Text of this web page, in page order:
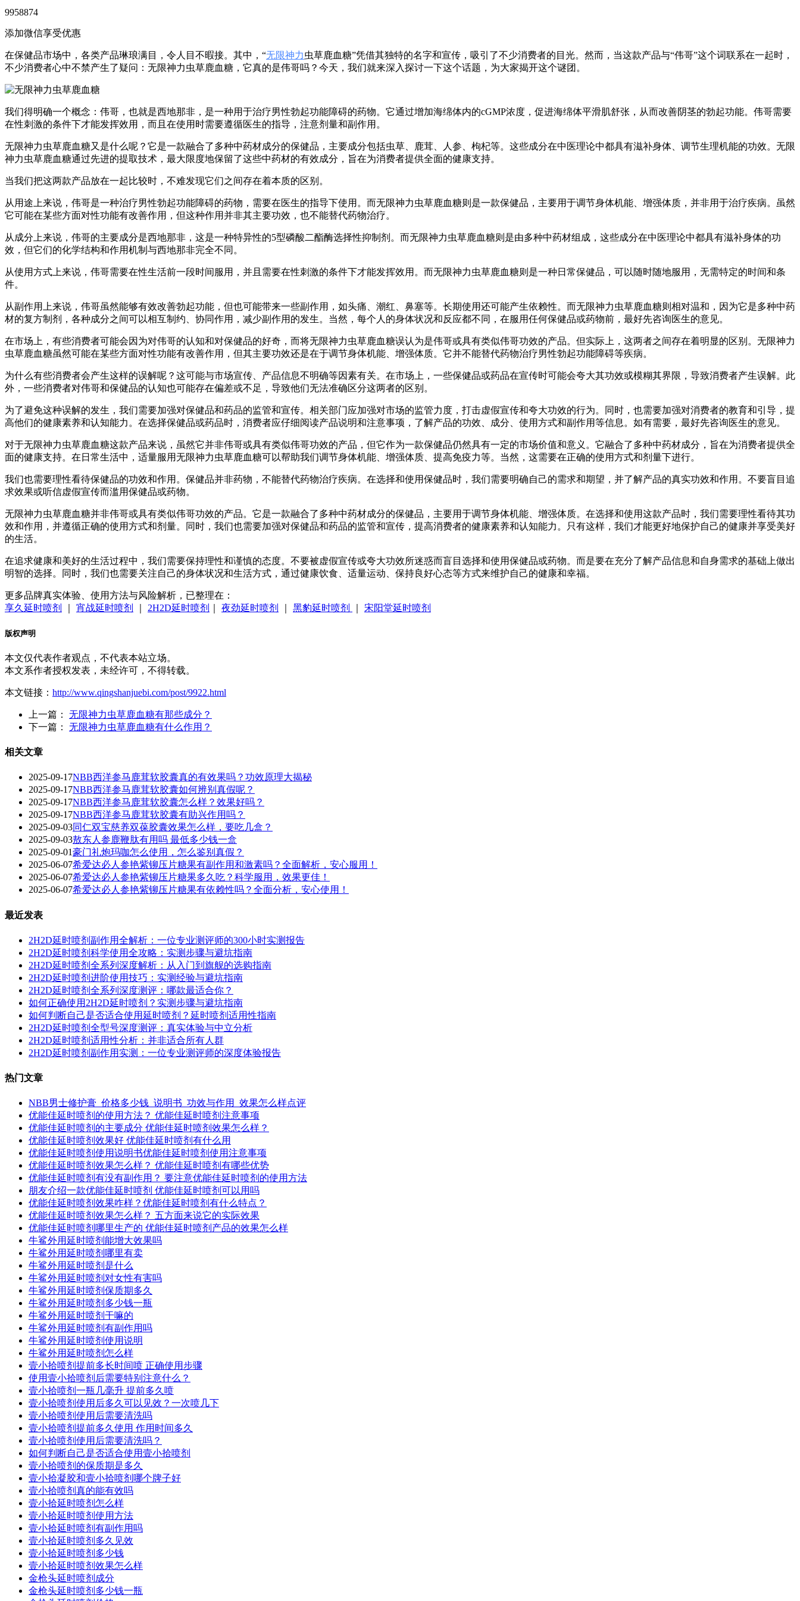
9958874
添加微信享受优惠
在保健品市场中，各类产品琳琅满目，令人目不暇接。其中，“无限神力虫草鹿血糖”凭借其独特的名字和宣传，吸引了不少消费者的目光。然而，当这款产品与“伟哥”这个词联系在一起时，
不少消费者心中不禁产生了疑问：无限神力虫草鹿血糖，它真的是伟哥吗？今天，我们就来深入探讨一下这个话题，为大家揭开这个谜团。
我们得明确一个概念：伟哥，也就是西地那非，是一种用于治疗男性勃起功能障碍的药物。它通过增加海绵体内的cGMP浓度，促进海绵体平滑肌舒张，从而改善阴茎的勃起功能。伟哥需要
在性刺激的条件下才能发挥效用，而且在使用时需要遵循医生的指导，注意剂量和副作用。
无限神力虫草鹿血糖又是什么呢？它是一款融合了多种中药材成分的保健品，主要成分包括虫草、鹿茸、人参、枸杞等。这些成分在中医理论中都具有滋补身体、调节生理机能的功效。无限
神力虫草鹿血糖通过先进的提取技术，最大限度地保留了这些中药材的有效成分，旨在为消费者提供全面的健康支持。
当我们把这两款产品放在一起比较时，不难发现它们之间存在着本质的区别。
从用途上来说，伟哥是一种治疗男性勃起功能障碍的药物，需要在医生的指导下使用。而无限神力虫草鹿血糖则是一款保健品，主要用于调节身体机能、增强体质，并非用于治疗疾病。虽然
它可能在某些方面对性功能有改善作用，但这种作用并非其主要功效，也不能替代药物治疗。
从成分上来说，伟哥的主要成分是西地那非，这是一种特异性的5型磷酸二酯酶选择性抑制剂。而无限神力虫草鹿血糖则是由多种中药材组成，这些成分在中医理论中都具有滋补身体的功
效，但它们的化学结构和作用机制与西地那非完全不同。
从使用方式上来说，伟哥需要在性生活前一段时间服用，并且需要在性刺激的条件下才能发挥效用。而无限神力虫草鹿血糖则是一种日常保健品，可以随时随地服用，无需特定的时间和条
件。
从副作用上来说，伟哥虽然能够有效改善勃起功能，但也可能带来一些副作用，如头痛、潮红、鼻塞等。长期使用还可能产生依赖性。而无限神力虫草鹿血糖则相对温和，因为它是多种中药
材的复方制剂，各种成分之间可以相互制约、协同作用，减少副作用的发生。当然，每个人的身体状况和反应都不同，在服用任何保健品或药物前，最好先咨询医生的意见。
在市场上，有些消费者可能会因为对伟哥的认知和对保健品的好奇，而将无限神力虫草鹿血糖误认为是伟哥或具有类似伟哥功效的产品。但实际上，这两者之间存在着明显的区别。无限神力
虫草鹿血糖虽然可能在某些方面对性功能有改善作用，但其主要功效还是在于调节身体机能、增强体质。它并不能替代药物治疗男性勃起功能障碍等疾病。
为什么有些消费者会产生这样的误解呢？这可能与市场宣传、产品信息不明确等因素有关。在市场上，一些保健品或药品在宣传时可能会夸大其功效或模糊其界限，导致消费者产生误解。此
外，一些消费者对伟哥和保健品的认知也可能存在偏差或不足，导致他们无法准确区分这两者的区别。
为了避免这种误解的发生，我们需要加强对保健品和药品的监管和宣传。相关部门应加强对市场的监管力度，打击虚假宣传和夸大功效的行为。同时，也需要加强对消费者的教育和引导，提
高他们的健康素养和认知能力。在选择保健品或药品时，消费者应仔细阅读产品说明和注意事项，了解产品的功效、成分、使用方式和副作用等信息。如有需要，最好先咨询医生的意见。
对于无限神力虫草鹿血糖这款产品来说，虽然它并非伟哥或具有类似伟哥功效的产品，但它作为一款保健品仍然具有一定的市场价值和意义。它融合了多种中药材成分，旨在为消费者提供全
面的健康支持。在日常生活中，适量服用无限神力虫草鹿血糖可以帮助我们调节身体机能、增强体质、提高免疫力等。当然，这需要在正确的使用方式和剂量下进行。
我们也需要理性看待保健品的功效和作用。保健品并非药物，不能替代药物治疗疾病。在选择和使用保健品时，我们需要明确自己的需求和期望，并了解产品的真实功效和作用。不要盲目追
求效果或听信虚假宣传而滥用保健品或药物。
无限神力虫草鹿血糖并非伟哥或具有类似伟哥功效的产品。它是一款融合了多种中药材成分的保健品，主要用于调节身体机能、增强体质。在选择和使用这款产品时，我们需要理性看待其功
效和作用，并遵循正确的使用方式和剂量。同时，我们也需要加强对保健品和药品的监管和宣传，提高消费者的健康素养和认知能力。只有这样，我们才能更好地保护自己的健康并享受美好
的生活。
在追求健康和美好的生活过程中，我们需要保持理性和谨慎的态度。不要被虚假宣传或夸大功效所迷惑而盲目选择和使用保健品或药物。而是要在充分了解产品信息和自身需求的基础上做出
明智的选择。同时，我们也需要关注自己的身体状况和生活方式，通过健康饮食、适量运动、保持良好心态等方式来维护自己的健康和幸福。
更多品牌真实体验、使用方法与风险解析，已整理在：
享久延时喷剂
宵战延时喷剂 2H2D延时喷剂 夜劲延时喷剂 黑豹延时喷剂 宋阳堂延时喷剂
版权声明
本文仅代表作者观点，不代表本站立场。
本文系作者授权发表，未经许可，不得转载。
本文链接： http://www.qingshanjuebi.com/post/9922.html
上一篇： 无限神力虫草鹿血糖有那些成分？
下一篇： 无限神力虫草鹿血糖有什么作用？
相关文章
2025-09-17NBB西洋参马鹿茸软胶囊真的有效果吗？功效原理大揭秘
2025-09-17NBB西洋参马鹿茸软胶囊如何辨别真假呢？
2025-09-17‌NBB西洋参马鹿茸软胶囊怎么样？效果好吗？‌
2025-09-17NBB西洋参马鹿茸软胶囊有助兴作用吗？
2025-09-03同仁双宝慈养双葆胶囊效果怎么样，要吃几盒？
2025-09-03敖东人参鹿鞭肽有用吗 最低多少钱一盒
2025-09-01豪门礼炮玛咖怎么使用，怎么鉴别真假？
2025-06-07希爱达必人参艳紫铆压片糖果有副作用和激素吗？全面解析，安心服用！
2025-06-07希爱达必人参艳紫铆压片糖果多久吃？科学服用，效果更佳！
2025-06-07希爱达必人参艳紫铆压片糖果有依赖性吗？全面分析，安心使用！
最近发表
2H2D延时喷剂副作用全解析：一位专业测评师的300小时实测报告
2H2D延时喷剂科学使用全攻略：实测步骤与避坑指南
2H2D延时喷剂全系列深度解析：从入门到旗舰的选购指南
2H2D延时喷剂进阶使用技巧：实测经验与避坑指南
2H2D延时喷剂全系列深度测评：哪款最适合你？
如何正确使用2H2D延时喷剂？实测步骤与避坑指南
如何判断自己是否适合使用延时喷剂？延时喷剂适用性指南
2H2D延时喷剂全型号深度测评：真实体验与中立分析
2H2D延时喷剂适用性分析：并非适合所有人群
2H2D延时喷剂副作用实测：一位专业测评师的深度体验报告
热门文章
NBB男士修护膏_价格多少钱_说明书_功效与作用_效果怎么样点评
优能佳延时喷剂的使用方法？ 优能佳延时喷剂注意事项
优能佳延时喷剂的主要成分 优能佳延时喷剂效果怎么样？
优能佳延时喷剂效果好 优能佳延时喷剂有什么用
优能佳延时喷剂使用说明书优能佳延时喷剂使用注意事项
优能佳延时喷剂效果怎么样？ 优能佳延时喷剂有哪些优势
优能佳延时喷剂有没有副作用？ 要注意优能佳延时喷剂的使用方法
朋友介绍一款优能佳延时喷剂 优能佳延时喷剂可以用吗
优能佳延时喷剂效果咋样？优能佳延时喷剂有什么特点？
优能佳延时喷剂效果怎么样？ 五方面来说它的实际效果
优能佳延时喷剂哪里生产的 优能佳延时喷剂产品的效果怎么样
牛鲨外用延时喷剂能增大效果吗
牛鲨外用延时喷剂哪里有卖
牛鲨外用延时喷剂是什么
牛鲨外用延时喷剂对女性有害吗
牛鲨外用延时喷剂保质期多久
牛鲨外用延时喷剂多少钱一瓶
牛鲨外用延时喷剂干嘛的
牛鲨外用延时喷剂有副作用吗
牛鲨外用延时喷剂使用说明
牛鲨外用延时喷剂怎么样
壹小拾喷剂提前多长时间喷 正确使用步骤
使用壹小拾喷剂后需要特别注意什么？
壹小拾喷剂一瓶几毫升 提前多久喷
壹小拾喷剂使用后多久可以见效？一次喷几下
壹小拾喷剂使用后需要清洗吗
壹小拾喷剂提前多久使用 作用时间多久
壹小拾喷剂使用后需要清洗吗？
如何判断自己是否适合使用壹小拾喷剂
壹小拾喷剂的保质期是多久
壹小拾凝胶和壹小拾喷剂哪个牌子好
壹小拾喷剂真的能有效吗
壹小拾延时喷剂怎么样
壹小拾延时喷剂使用方法
壹小拾延时喷剂有副作用吗
壹小拾延时喷剂多久见效
壹小拾延时喷剂多少钱
壹小拾延时喷剂效果怎么样
金枪头延时喷剂成分
金枪头延时喷剂多少钱一瓶